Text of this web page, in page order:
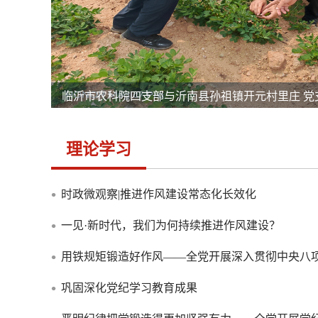
临沂市农科院四支部与沂南县孙祖镇开元村里庄 党
理论学习
时政微观察|推进作风建设常态化长效化
一见·新时代，我们为何持续推进作风建设？
用铁规矩锻造好作风——全党开展深入贯彻中央八
教育综述
巩固深化党纪学习教育成果